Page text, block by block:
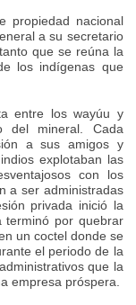
propiedad nacional
a su secretario
que se reúna la
los indígenas que
entre los wayúu y
del mineral. Cada
a sus amigos y
explotaban las
con los
a ser administradas
privada inició la
terminó por quebrar
un coctel donde se
el periodo de la
que la
empresa próspera.